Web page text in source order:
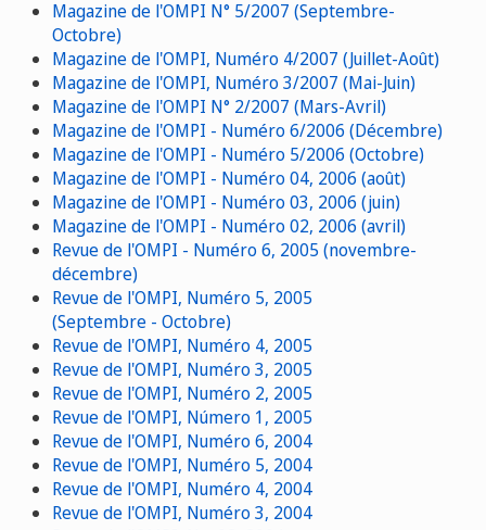
Magazine de l'OMPI N° 5/2007 (Septembre-
Octobre)
Magazine de l'OMPI, Numéro 4/2007 (Juillet-Août)
Magazine de l'OMPI, Numéro 3/2007 (Mai-Juin)
Magazine de l'OMPI N° 2/2007 (Mars-Avril)
Magazine de l'OMPI - Numéro 6/2006 (Décembre)
Magazine de l'OMPI - Numéro 5/2006 (Octobre)
Magazine de l'OMPI - Numéro 04, 2006 (août)
Magazine de l'OMPI - Numéro 03, 2006 (juin)
Magazine de l'OMPI - Numéro 02, 2006 (avril)
Revue de l'OMPI - Numéro 6, 2005 (novembre-
décembre)
Revue de l'OMPI, Numéro 5, 2005
(Septembre - Octobre)
Revue de l'OMPI, Numéro 4, 2005
Revue de l'OMPI, Numéro 3, 2005
Revue de l'OMPI, Numéro 2, 2005
Revue de l'OMPI, Número 1, 2005
Revue de l'OMPI, Numéro 6, 2004
Revue de l'OMPI, Numéro 5, 2004
Revue de l'OMPI, Numéro 4, 2004
Revue de l'OMPI, Numéro 3, 2004